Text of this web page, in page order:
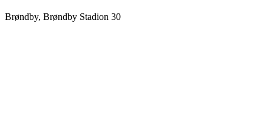
Brøndby, Brøndby Stadion 30